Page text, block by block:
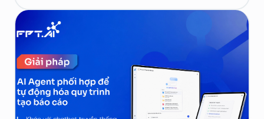
tạo phản hồi cuối cùng. Hãy cùng FPT.AI
tìm hiểu Function Calling là gì, cách thức